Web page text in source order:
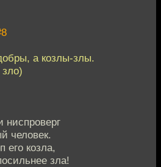
а козлы-злы.
ниспроверг
человек.
его козла,
зла!